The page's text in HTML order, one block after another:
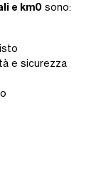
e km0 sono:
e sicurezza